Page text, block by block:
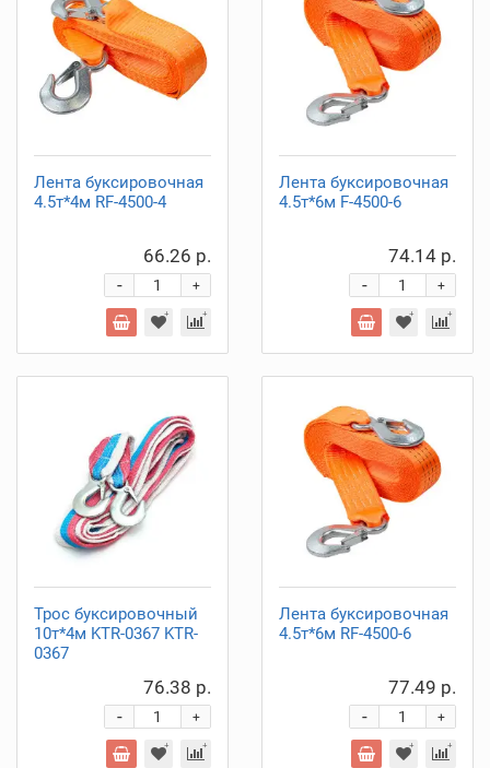
Лента буксировочная
4.5т*4м RF-4500-4
66.26 р.
+
-
Лента буксировочная
4.5т*6м F-4500-6
74.14 р.
+
-
Трос буксировочный
10т*4м KTR-0367 KTR-
0367
76.38 р.
+
-
Лента буксировочная
4.5т*6м RF-4500-6
77.49 р.
+
-